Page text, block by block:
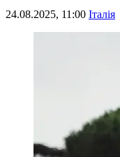
24.08.2025, 11:00 Італія